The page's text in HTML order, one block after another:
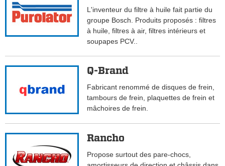
L'inventeur du filtre à huile fait partie du
groupe Bosch. Produits proposés : filtres
à huile, filtres à air, filtres intérieurs et
soupapes PCV..
Q-Brand
Fabricant renommé de disques de frein,
tambours de frein, plaquettes de frein et
mâchoires de frein.
Rancho
Propose surtout des pare-chocs,